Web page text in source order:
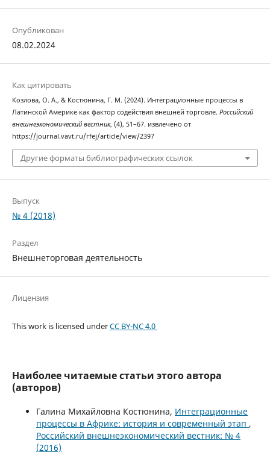
Опубликован
08.02.2024
Как цитировать
Козлова, О. А., & Костюнина, Г. М. (2024). Интеграционные процессы в
Латинской Америке как фактор содействия внешней торговле. Российский
внешнеэкономический вестник, (4), 51–67. извлечено от
https://journal.vavt.ru/rfej/article/view/2397
Другие форматы библиографических ссылок
Выпуск
№ 4 (2018)
Раздел
Внешнеторговая деятельность
Лицензия
This work is licensed underCC BY-NC 4.0
Наиболее читаемые статьи этого автора
(авторов)
Галина Михайловна Костюнина, Интеграционные
процессы в Африке: история и современный этап ,
Российский внешнеэкономический вестник: № 4
(2016)